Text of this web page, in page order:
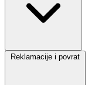
Reklamacije i povrat